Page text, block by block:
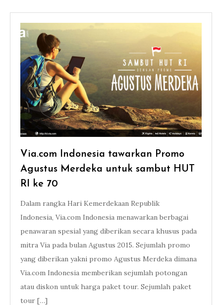
Via.com Indonesia tawarkan Promo
Agustus Merdeka untuk sambut HUT
RI ke 70
Dalam rangka Hari Kemerdekaan Republik
Indonesia, Via.com Indonesia menawarkan berbagai
penawaran spesial yang diberikan secara khusus pada
mitra Via pada bulan Agustus 2015. Sejumlah promo
yang diberikan yakni promo Agustus Merdeka dimana
Via.com Indonesia memberikan sejumlah potongan
atau diskon untuk harga paket tour. Sejumlah paket
tour […]